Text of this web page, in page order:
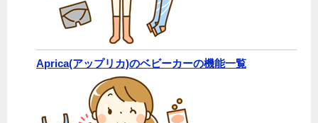
Aprica(アップリカ)のベビーカーの機能一覧